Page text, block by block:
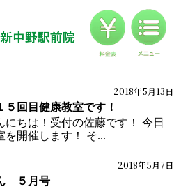
2018年5月13日
５回目健康教室です！
にちは！受付の佐藤です！ 今日
を開催します！ そ...
2018年5月7日
５月号